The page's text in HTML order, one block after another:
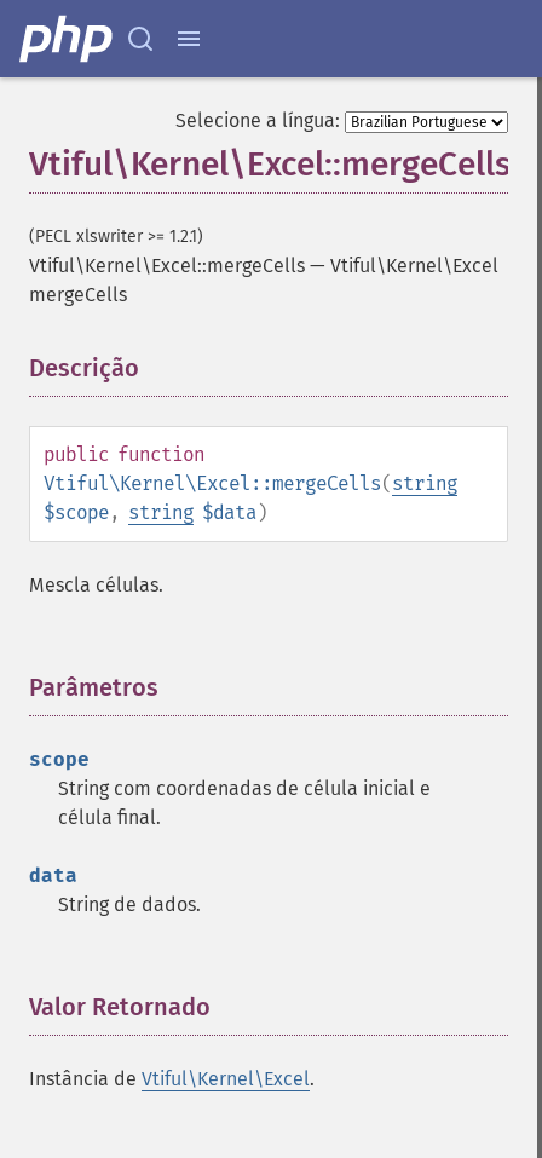
Selecione a língua:
Vtiful\Kernel\Excel::mergeCells
(PECL xlswriter >= 1.2.1)
Vtiful\Kernel\Excel::mergeCells — Vtiful\Kernel\Excel
mergeCells
Descrição
public function
Vtiful\Kernel\Excel::mergeCells(string
$scope, string $data)
Mescla células.
Parâmetros
scope
String com coordenadas de célula inicial e
célula final.
data
String de dados.
Valor Retornado
Instância de Vtiful\Kernel\Excel.